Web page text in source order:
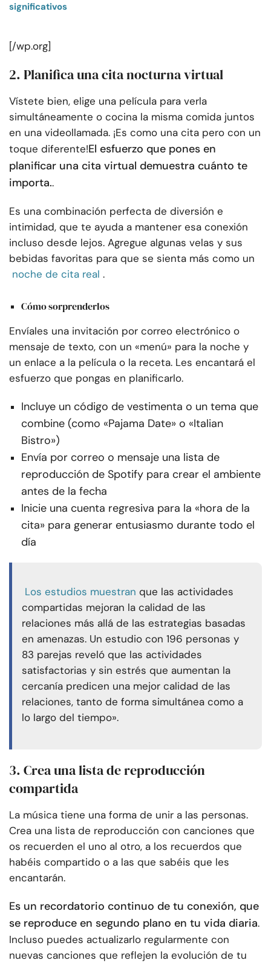
significativos
[/wp.org]
2. Planifica una cita nocturna virtual
Vístete bien, elige una película para verla
simultáneamente o cocina la misma comida juntos
en una videollamada. ¡Es como una cita pero con un
toque diferente!El esfuerzo que pones en
planificar una cita virtual demuestra cuánto te
importa..
Es una combinación perfecta de diversión e
intimidad, que te ayuda a mantener esa conexión
incluso desde lejos. Agregue algunas velas y sus
bebidas favoritas para que se sienta más como un
noche de cita real .
Cómo sorprenderlos
Envíales una invitación por correo electrónico o
mensaje de texto, con un «menú» para la noche y
un enlace a la película o la receta. Les encantará el
esfuerzo que pongas en planificarlo.
Incluye un código de vestimenta o un tema que
combine (como «Pajama Date» o «Italian
Bistro»)
Envía por correo o mensaje una lista de
reproducción de Spotify para crear el ambiente
antes de la fecha
Inicie una cuenta regresiva para la «hora de la
cita» para generar entusiasmo durante todo el
día
Los estudios muestran que las actividades
compartidas mejoran la calidad de las
relaciones más allá de las estrategias basadas
en amenazas. Un estudio con 196 personas y
83 parejas reveló que las actividades
satisfactorias y sin estrés que aumentan la
cercanía predicen una mejor calidad de las
relaciones, tanto de forma simultánea como a
lo largo del tiempo».
3. Crea una lista de reproducción
compartida
La música tiene una forma de unir a las personas.
Crea una lista de reproducción con canciones que
os recuerden el uno al otro, a los recuerdos que
habéis compartido o a las que sabéis que les
encantarán.
Es un recordatorio continuo de tu conexión, que
se reproduce en segundo plano en tu vida diaria.
Incluso puedes actualizarlo regularmente con
nuevas canciones que reflejen la evolución de tu